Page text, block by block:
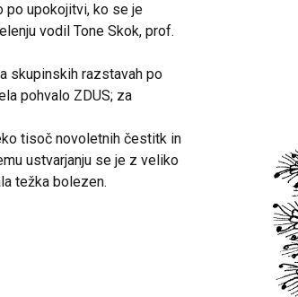
po upokojitvi, ko se je
vodil Tone Skok, prof.
skupinskih razstavah po
pohvalo ZDUS; za
tisoč novoletnih čestitk in
ustvarjanju se je z veliko
težka bolezen.